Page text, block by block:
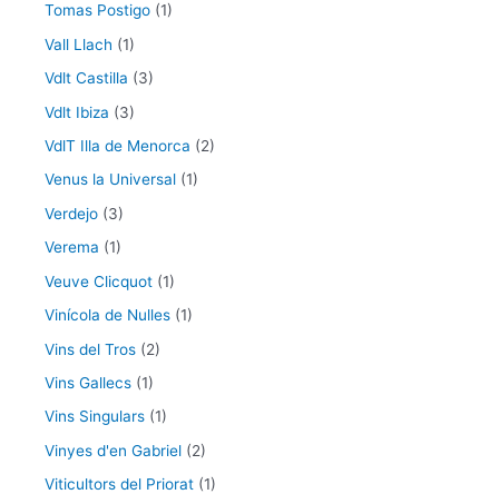
Tomas Postigo (1)
Vall Llach (1)
Vdlt Castilla (3)
Vdlt Ibiza (3)
VdlT Illa de Menorca (2)
Venus la Universal (1)
Verdejo (3)
Verema (1)
Veuve Clicquot (1)
Vinícola de Nulles (1)
Vins del Tros (2)
Vins Gallecs (1)
Vins Singulars (1)
Vinyes d'en Gabriel (2)
Viticultors del Priorat (1)